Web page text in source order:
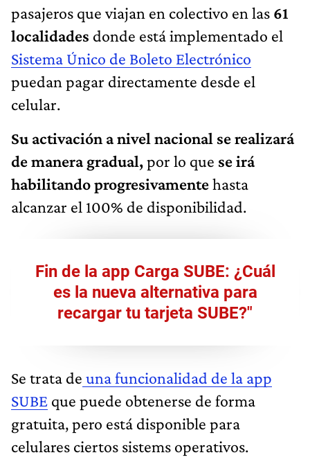
pasajeros que viajan en colectivo en las 61
localidades donde está implementado el
Sistema Único de Boleto Electrónico
puedan pagar directamente desde el
celular.
Su activación a nivel nacional se realizará
de manera gradual,por lo que se irá
habilitando progresivamentehasta
alcanzar el 100% de disponibilidad.
Fin de la app Carga SUBE: ¿Cuál
es la nueva alternativa para
recargar tu tarjeta SUBE?"
Se trata de una funcionalidad de la app
SUBE que puede obtenerse de forma
gratuita, pero está disponible para
celulares ciertos sistems operativos.